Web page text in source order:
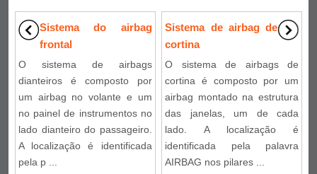
Sistema do airbag
frontal
O sistema de airbags
dianteiros é composto por
um airbag no volante e um
no painel de instrumentos no
lado dianteiro do passageiro.
A localização é identificada
pela p ...
Sistema de airbag de
cortina
O sistema de airbags de
cortina é composto por um
airbag montado na estrutura
das janelas, um de cada
lado. A localização é
identificada pela palavra
AIRBAG nos pilares ...